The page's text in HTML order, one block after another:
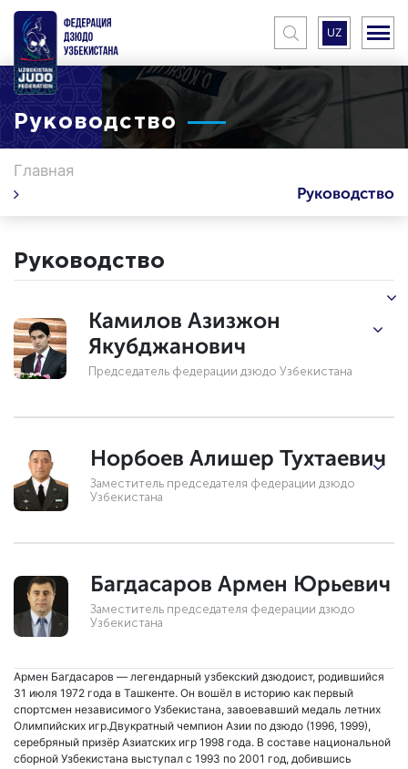
UZ
Руководство
Главная
Руководство
Руководство
Камилов Азизжон
Якубджанович
Председатель федерации дзюдо Узбекистана
Норбоев Алишер Тухтаевич
Заместитель председателя федерации дзюдо
Узбекистана
Багдасаров Армен Юрьевич
Заместитель председателя федерации дзюдо
Узбекистана
Армен Багдасаров — легендарный узбекский дзюдоист, родившийся
31 июля 1972 года в Ташкенте. Он вошёл в историю как первый
спортсмен независимого Узбекистана, завоевавший медаль летних
Олимпийских игр.Двукратный чемпион Азии по дзюдо (1996, 1999),
серебряный призёр Азиатских игр 1998 года. В составе национальной
сборной Узбекистана выступал с 1993 по 2001 год, добившись